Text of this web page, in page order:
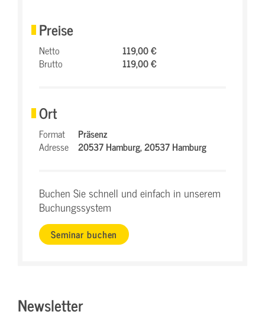
Preise
Netto
119,00 €
Brutto
119,00 €
Ort
Format
Präsenz
Adresse
20537 Hamburg,20537 Hamburg
Buchen Sie schnell und einfach in unserem
Buchungssystem
Seminar buchen
Newsletter